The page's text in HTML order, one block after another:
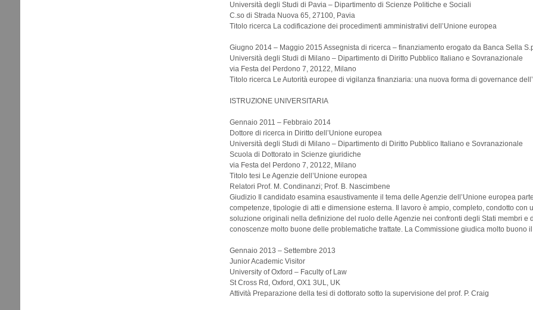
Università degli Studi di Pavia – Dipartimento di Scienze Politiche e Sociali
C.so di Strada Nuova 65, 27100, Pavia
Titolo ricerca La codificazione dei procedimenti amministrativi dell’Unione europea
Giugno 2014 – Maggio 2015 Assegnista di ricerca – finanziamento erogato da Banca Sella
Università degli Studi di Milano – Dipartimento di Diritto Pubblico Italiano e Sovranazionale
via Festa del Perdono 7, 20122, Milano
Titolo ricerca Le Autorità europee di vigilanza finanziaria: una nuova forma di governance
ISTRUZIONE UNIVERSITARIA
Gennaio 2011 – Febbraio 2014
Dottore di ricerca in Diritto dell’Unione europea
Università degli Studi di Milano – Dipartimento di Diritto Pubblico Italiano e Sovranazionale
Scuola di Dottorato in Scienze giuridiche
via Festa del Perdono 7, 20122, Milano
Titolo tesi Le Agenzie dell’Unione europea
Relatori Prof. M. Condinanzi; Prof. B. Nascimbene
Giudizio Il candidato esamina esaustivamente il tema delle Agenzie dell’Unione europea
competenze, tipologie di atti e dimensione esterna. Il lavoro è ampio, completo, condotto
soluzione originali nella definizione del ruolo delle Agenzie nei confronti degli Stati membri
conoscenze molto buone delle problematiche trattate. La Commissione giudica molto buono
Gennaio 2013 – Settembre 2013
Junior Academic Visitor
University of Oxford – Faculty of Law
St Cross Rd, Oxford, OX1 3UL, UK
Attività Preparazione della tesi di dottorato sotto la supervisione del prof. P. Craig